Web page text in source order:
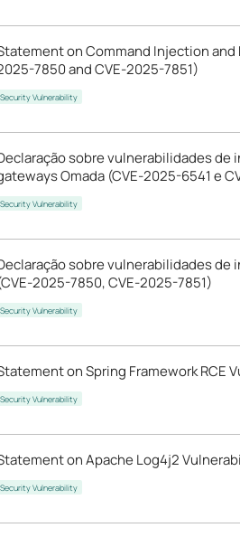
on Command Injection and
7850 and CVE-2025-7851)
Security Vulnerability
sobre vulnerabilidades
Omada (CVE-2025-6541 e
Security Vulnerability
sobre vulnerabilidades de
2025-7850, CVE-2025-7851)
Security Vulnerability
on Spring Framework RCE
Security Vulnerability
on Apache Log4j2
Security Vulnerability